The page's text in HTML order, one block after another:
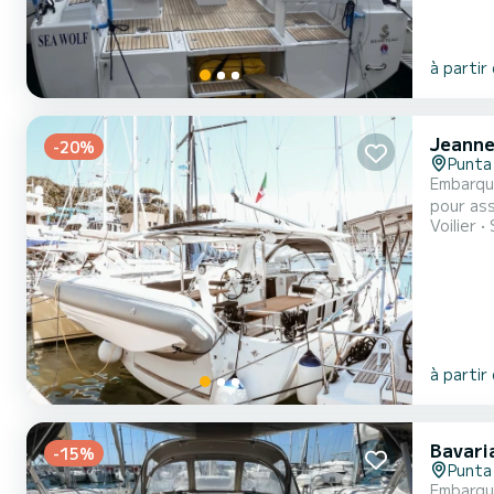
à partir
-20%
pour assurer confort
accueillir
Voilier
à partir
-15%